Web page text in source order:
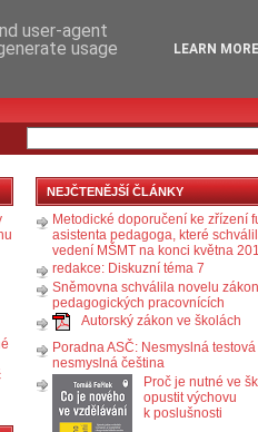
NEJČTENĚJŠÍ ČLÁNKY
Metodické doporučení ke zřízení
asistenta pedagoga, které
vedení MŠMT na konci května
redakce: Diskuzní téma 7
Sněmovna schválila novelu
pedagogických pracovnících
Autorský zákon ve školách
Poradna ASČ: Nesmyslná
nesmyslná čeština
Proč je nutné ve
opustit výchovu
k poslušnosti
user-agent
usage
LEARN MORE